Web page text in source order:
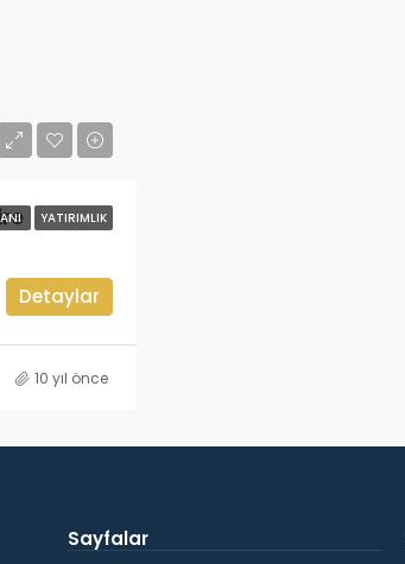
YATIRIMLIK
Detaylar
10 yıl önce
Sayfalar